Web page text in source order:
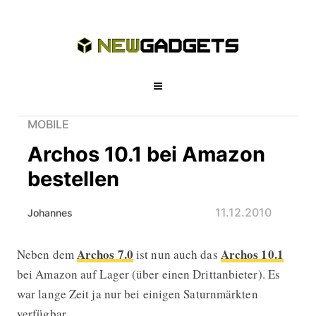
MOBILE
Archos 10.1 bei Amazon
bestellen
Johannes 11.12.2010
Archos 10.1 bei Amazon bestellen
Neben dem Archos 7.0 ist nun auch das Archos 10.1
bei Amazon auf Lager (über einen Drittanbieter). Es
war lange Zeit ja nur bei einigen Saturnmärkten